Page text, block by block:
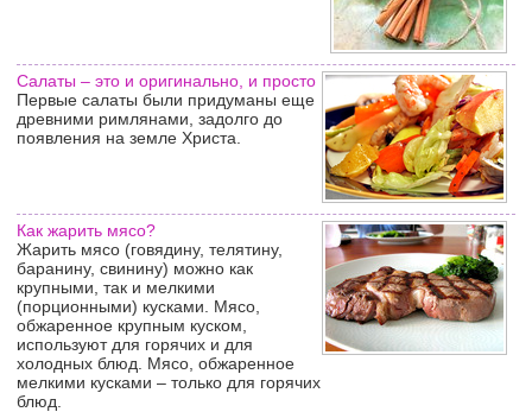
Салаты – это и оригинально, и просто
Первые салаты были придуманы еще
древними римлянами, задолго до
появления на земле Христа.
Как жарить мясо?
Жарить мясо (говядину, телятину,
баранину, свинину) можно как
крупными, так и мелкими
(порционными) кусками. Мясо,
обжаренное крупным куском,
используют для горячих и для
холодных блюд. Мясо, обжаренное
мелкими кусками – только для горячих
блюд.